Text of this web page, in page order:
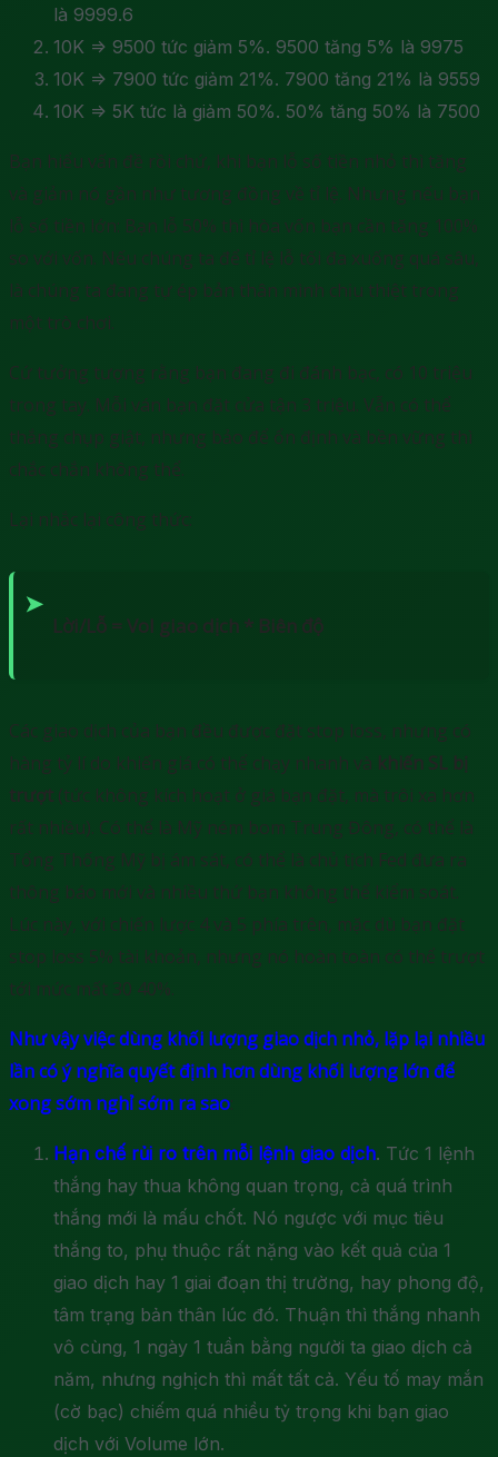
là 9999.6
10K => 9500 tức giảm 5%. 9500 tăng 5% là 9975
10K => 7900 tức giảm 21%. 7900 tăng 21% là 9559
10K => 5K tức là giảm 50%. 50% tăng 50% là 7500
Bạn hiểu vấn đề rồi chứ, khi bạn lỗ số tiền nhỏ thì tăng
và giảm nó gần như tương đồng về tỉ lệ. Nhưng nếu bạn
lỗ số tiền lớn: Bạn lỗ 50% thì hòa vốn bạn cần tăng 100%
so với vốn. Nếu chúng ta để tỉ lệ lỗ tối đa xuống quá sâu,
là chúng ta đang tự ép bản thân mình chịu thiệt trong
một trò chơi.
Cứ tưởng tượng rằng bạn đang đi đánh bạc, có 10 triệu
trong tay. Mỗi ván bạn đặt cửa tận 3 triệu. Vẫn có thể
thắng chụp giật, nhưng bảo để ổn định và bền vững thì
chắc chắn không thể.
Lại nhắc lại công thức:
Lời/Lỗ = Vol giao dịch * Biên độ
Các giao dịch của bạn đều được đặt stop loss, nhưng có
hàng tỷ lí do khiến giá có thể chạy nhanh và khiến SL bị
trượt (tức không kích hoạt ở giá bạn đặt, mà trôi xa hơn
rất nhiều). Có thể là Mỹ ném bom Trung Đông, có thể là
Tổng Thống Mỹ bị ám sát, có thể là chủ tịch Fed đưa ra
thông báo mới và nhiều thứ bạn không thể kiểm soát.
Lúc này, với chiến lược 4 và 5 phía trên, mặc dù bạn đặt
stop loss 5% tài khoản, nhưng nó hoàn toàn có thể trượt
tới mức mất 30 40%.
Như vậy việc dùng khối lượng giao dịch nhỏ, lặp lại nhiều
lần có ý nghĩa quyết định hơn dùng khối lượng lớn để
xong sớm nghỉ sớm ra sao:
Hạn chế rủi ro trên mỗi lệnh giao dịch. Tức 1 lệnh
thắng hay thua không quan trọng, cả quá trình
thắng mới là mấu chốt. Nó ngược với mục tiêu
thắng to, phụ thuộc rất nặng vào kết quả của 1
giao dịch hay 1 giai đoạn thị trường, hay phong độ,
tâm trạng bản thân lúc đó. Thuận thì thắng nhanh
vô cùng, 1 ngày 1 tuần bằng người ta giao dịch cả
năm, nhưng nghịch thì mất tất cả. Yếu tố may mắn
(cờ bạc) chiếm quá nhiều tỷ trọng khi bạn giao
dịch với Volume lớn.